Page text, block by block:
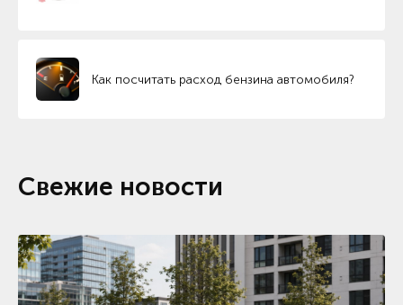
Как посчитать расход бензина автомобиля?
Свежие новости